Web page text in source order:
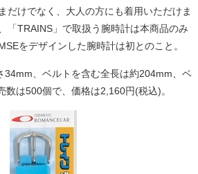
だけでなく、大人の方にも着用いただけま
「TRAINS」で取扱う腕時計は本商品のみ
をデザインした腕時計は初とのこと。
、ベルトを含む全長は約204mm、ベ
数は500個で、価格は2,160円(税込)。